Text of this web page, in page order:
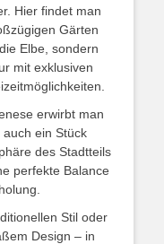
Hier findet man
Gärten
Elbe, sondern
mit exklusiven
erwirbt man
ein Stück
des Stadtteils
perfekte Balance
Stil oder
Design – in